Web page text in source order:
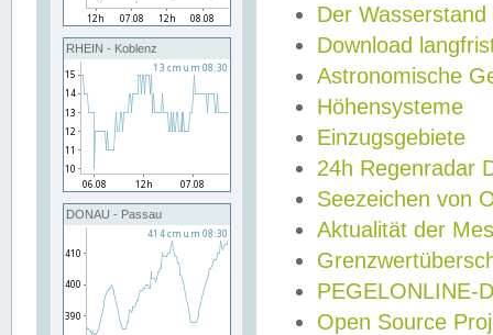
RHEIN - Koblenz
DONAU - Passau
Der Wasserstand
Download
Astronomische
Höhensysteme
Einzugsgebiete
24h Regenradar
Seezeichen von
Aktualität der
PEGELONLINE-
Open Source